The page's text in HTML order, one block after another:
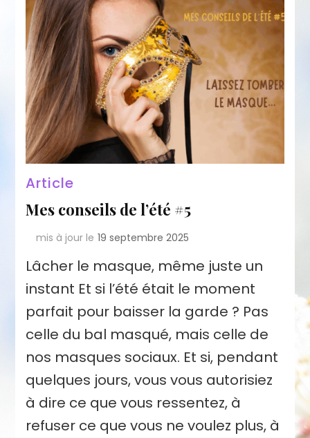
Article
Mes conseils de l’été #5
mis à jour le 19 septembre 2025
Lâcher le masque, même juste un
instant Et si l’été était le moment
parfait pour baisser la garde ? Pas
celle du bal masqué, mais celle de
nos masques sociaux. Et si, pendant
quelques jours, vous vous autorisiez
à dire ce que vous ressentez, à
refuser ce que vous ne voulez plus, à